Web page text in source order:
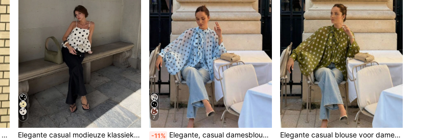
5
Elegante casual modieuze klassieke camisole top voor dames met polkadotprint, dubbele laag ruches aan de zoom, geplooid, verstelbare bandjes, korte lengte, dunne stof, voor dagelijks woon-werkverkeer, vakantie, Valentijnsdag en casual uitjes, lente/zomer
7
-11% Elegante, casual damesblouse met lichtblauwe stippen - strikceintuur, pofmouwen, losse pasvorm, geplooid, semi-transparant, zomer
Elegante casual blouse voor dames met een maatje meer: mosgroene blouse met stippen - strik, pofmouwen, los model, geplooid, semi-transparant.